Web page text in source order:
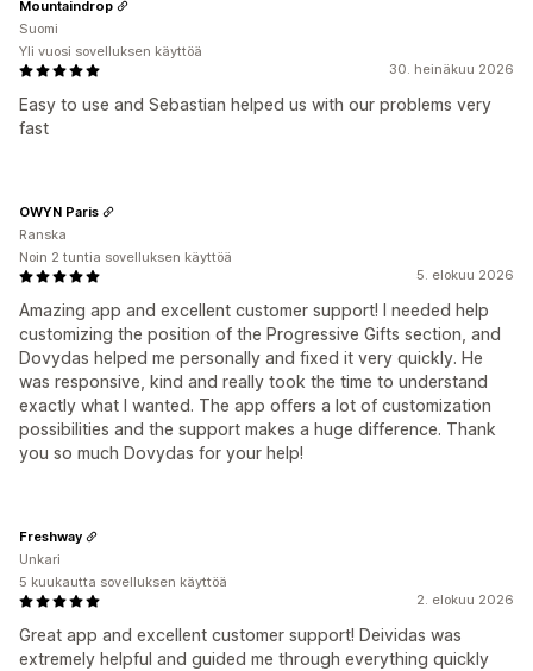
30. heinäkuu 2026
Easy to use and Sebastian helped us with our problems very
fast
Mountaindrop
Suomi
Yli vuosi sovelluksen käyttöä
5. elokuu 2026
Amazing app and excellent customer support! I needed help
customizing the position of the Progressive Gifts section, and
Dovydas helped me personally and fixed it very quickly. He
was responsive, kind and really took the time to understand
exactly what I wanted. The app offers a lot of customization
possibilities and the support makes a huge difference. Thank
you so much Dovydas for your help!
OWYN Paris
Ranska
Noin 2 tuntia sovelluksen käyttöä
2. elokuu 2026
Great app and excellent customer support! Deividas was
extremely helpful and guided me through everything quickly
Freshway
Unkari
5 kuukautta sovelluksen käyttöä